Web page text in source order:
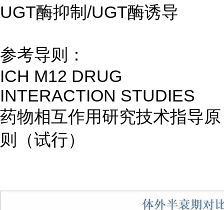
UGT酶抑制/UGT酶诱导
参考导则：
ICH M12 DRUG
INTERACTION STUDIES
药物相互作用研究技术指导原
则（试行）